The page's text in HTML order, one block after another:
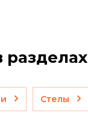
разделах
Стелы